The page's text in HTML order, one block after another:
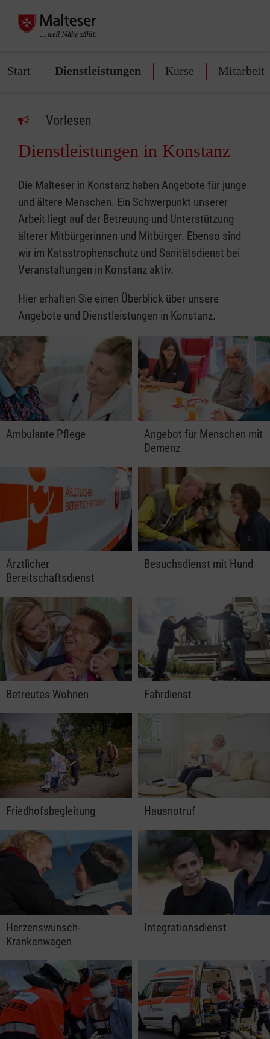
Start Dienstleistungen Kurse
Vorlesen
Dienstleistungen in Konstanz
Die Malteser in Konstanz haben Angebote für junge
und ältere Menschen. Ein Schwerpunkt unserer
Arbeit liegt auf der Betreuung und Unterstützung
älterer Mitbürgerinnen und Mitbürger. Ebenso sind
wir im Katastrophenschutz und Sanitätsdienst bei
Veranstaltungen in Konstanz aktiv.
Hier erhalten Sie einen Überblick über unsere
Angebote und Dienstleistungen in Konstanz.
Ambulante Pflege
Angebot für Menschen mit
Demenz
Ärztlicher
Bereitschaftsdienst
Besuchsdienst mit Hund
Betreutes Wohnen Fahrdienst
Friedhofsbegleitung Hausnotruf
Herzenswunsch-
Krankenwagen
Integrationsdienst